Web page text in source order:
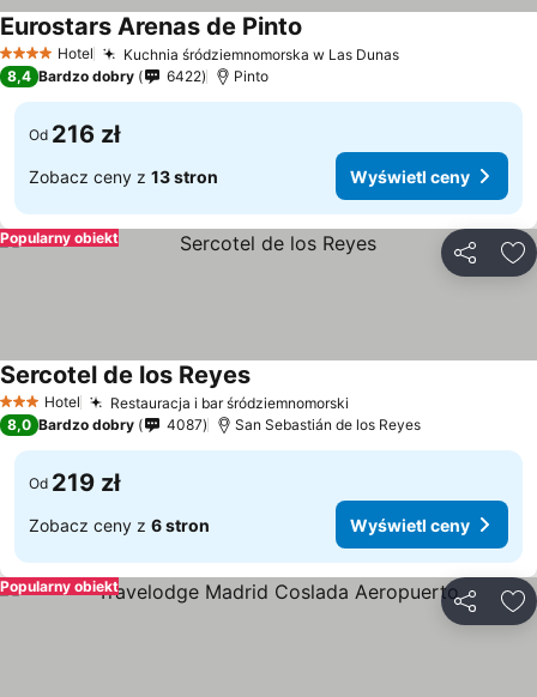
4 KategoriaHotel Kuchnia śródziemnomorska w Las DunasWyświetl ceny
Eurostars Arenas de Pinto
8,4 Bardzo dobry 6422 Pinto
Od 216 zł
Zobacz ceny z 13 stron Wyświetl ceny
Popularny obiekt
3 Kategoria
Hotel Restauracja i bar śródziemnomorski
Sercotel de los ReyesWyświetl ceny
8,0 Bardzo dobry 4087 San Sebastián de los Reyes
Od 219 zł
Zobacz ceny z 6 stron Wyświetl ceny
Popularny obiekt